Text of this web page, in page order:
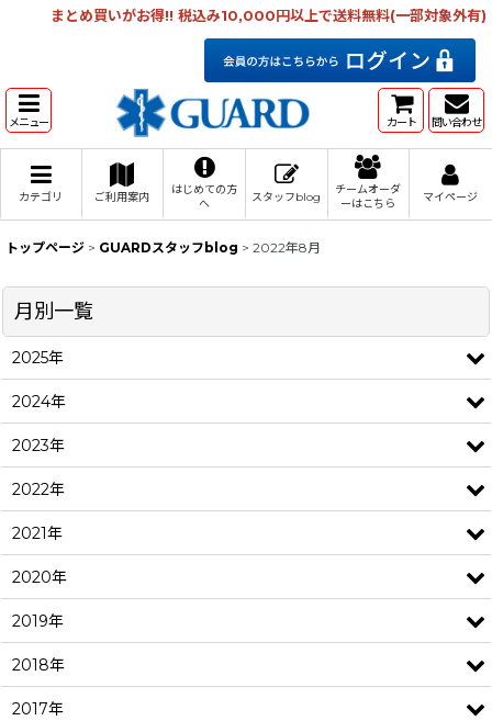
まとめ買いがお得!! 税込み10,000円以上で送料無料(一部対象外有)
メニュー カート 問い合わせ
カテゴリ ご利用案内
はじめての方
へ
スタッフblog
チームオーダ
ーはこちら
マイページ
トップページ > GUARDスタッフblog > 2022年8月
月別一覧
2025年
2024年
2023年
2022年
2021年
2020年
2019年
2018年
2017年